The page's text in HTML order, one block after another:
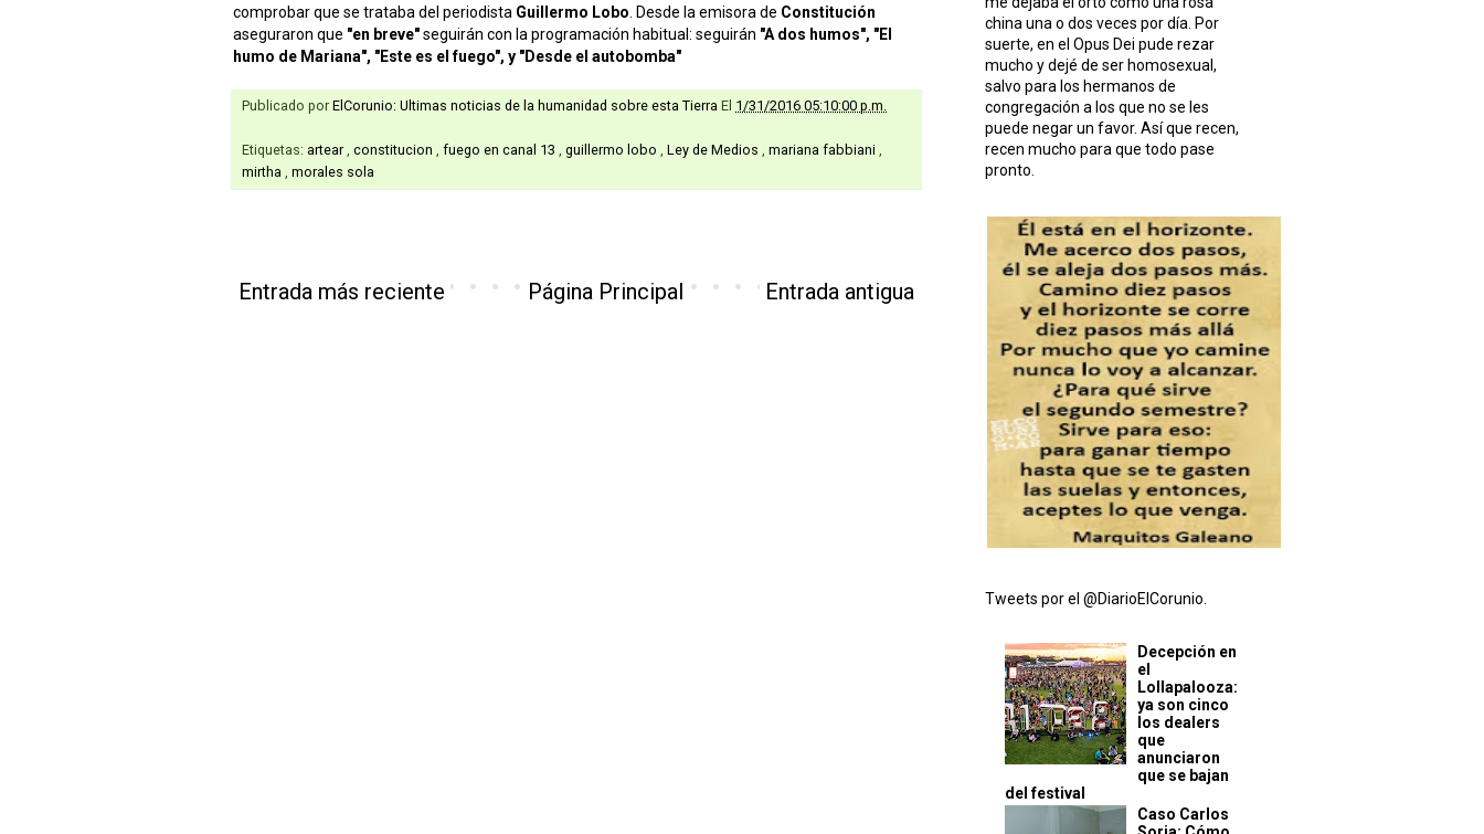
comprobar que se trataba del periodista Guillermo Lobo . Desde la emisora de Constitución
aseguraron que "en breve"seguirán con la programación habitual: seguirán "A dos humos", "El
humo de Mariana", "Este es el fuego", y "Desde el autobomba"
Publicado por ElCorunio: Ultimas noticias de la humanidad sobre esta Tierra El 1/31/2016 05:10:00 p.m.
Etiquetas: artear constitucion fuego en canal 13 guillermo lobo Ley de Medios mariana fabbiani
mirtha
morales sola
Entrada más reciente Entrada antigua
Página Principal
china una o dos veces por día. Por
suerte, en el Opus Dei pude rezar
mucho y dejé de ser homosexual,
salvo para los hermanos de
congregación a los que no se les
puede negar un favor. Así que recen,
recen mucho para que todo pase
pronto.
Tweets por el @DiarioElCorunio.
Decepción en
el
Lollapalooza:
ya son cinco
los dealers
que
anunciaron
que se bajan
del festival
Caso Carlos